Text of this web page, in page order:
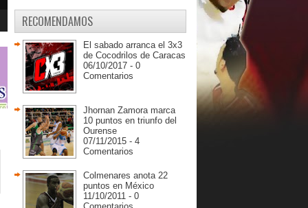
RECOMENDAMOS
El sabado arranca el 3x3
de Cocodrilos de Caracas
06/10/2017 - 0
Comentarios
Jhornan Zamora marca
10 puntos en triunfo del
Ourense
07/11/2015 - 4
Comentarios
Colmenares anota 22
puntos en México
11/10/2011 - 0